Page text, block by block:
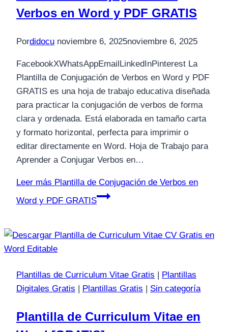
Verbos en Word y PDF GRATIS
Pordidocu noviembre 6, 2025noviembre 6, 2025
FacebookXWhatsAppEmailLinkedInPinterest La
Plantilla de Conjugación de Verbos en Word y PDF
GRATIS es una hoja de trabajo educativa diseñada
para practicar la conjugación de verbos de forma
clara y ordenada. Está elaborada en tamaño carta
y formato horizontal, perfecta para imprimir o
editar directamente en Word. Hoja de Trabajo para
Aprender a Conjugar Verbos en…
Leer más Plantilla de Conjugación de Verbos en
Word y PDF GRATIS
Plantillas de Curriculum Vitae Gratis | Plantillas
Digitales Gratis | Plantillas Gratis | Sin categoría
Plantilla de Curriculum Vitae en